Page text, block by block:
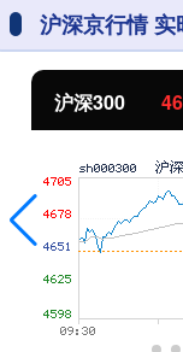
沪深京行情 实
沪深300